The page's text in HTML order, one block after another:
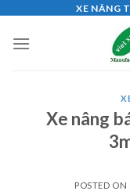
content
XE NÂNG
Xe nâng
POSTED ON